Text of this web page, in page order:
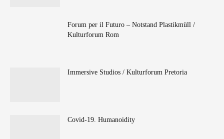
Forum per il Futuro – Notstand Plastikmüll /
Kulturforum Rom
Immersive Studios / Kulturforum Pretoria
Covid-19. Humanoidity